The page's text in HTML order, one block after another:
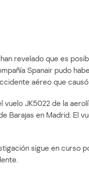
revelado que es
Spanair pudo
aéreo que
vuelo JK5022 de la
Barajas en Madrid. El
sigue en curso